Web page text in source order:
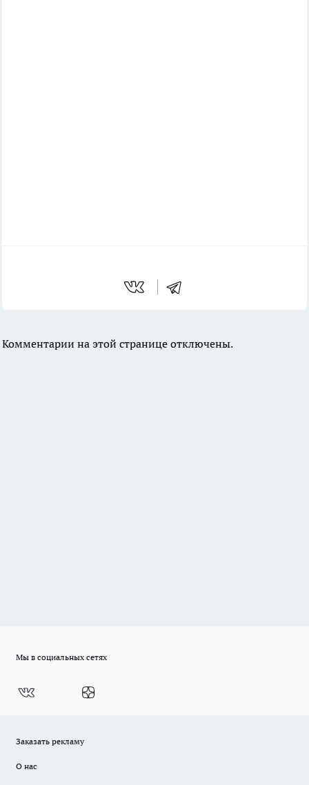
Комментарии на этой странице отключены.
Мы в социальных сетях
Заказать рекламу
О нас